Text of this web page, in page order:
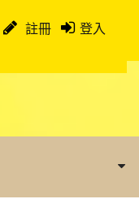
註冊 登入